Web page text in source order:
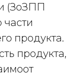
(ЗоЗПП
части
продукта.
продукта,